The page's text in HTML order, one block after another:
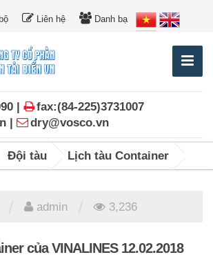
Liên hệ Danh bạ
|
fax:(84-225)3731007
|
dry@vosco.vn
Đội tàu Lịch tàu Container
admin 3,236
của VINALINES 12.02.2018